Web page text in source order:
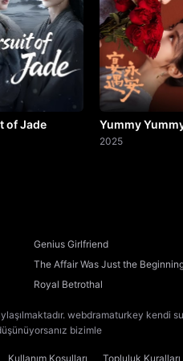
20. Bölüm
21. Bölüm
22. Bölüm
23. Bölüm
28. Bölüm
of Jade
Yummy
Yummy
2025
Genius Girlfriend
The Affair Was Just the
Royal Betrothal
webdramaturkey kendi
bizimle
Kullanım Koşulları Topluluk Kuralları